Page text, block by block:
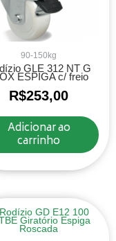
90-150kg
GLE 312 NT G
ESPIGA c/ freio
R$253,00
Adicionar ao
carrinho